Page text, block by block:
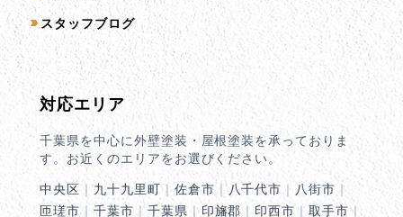
スタッフブログ
対応エリア
千葉県を中心に外壁塗装・屋根塗装を承っておりま
す。お近くのエリアをお選びください。
中央区 ｜九十九里町 ｜ 佐倉市｜八千代市 ｜ 八街市 ｜
匝瑳市｜千葉市 ｜千葉県 ｜ 印旛郡 ｜ 印西市 ｜取手市｜